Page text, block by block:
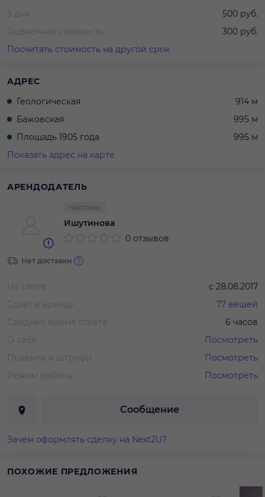
3 дня
500 руб.
Оценочная стоимость
300 руб.
Посчитать стоимость на другой срок
АДРЕС
Геологическая
914 м
Бажовская
995 м
Площадь 1905 года
995 м
Показать адрес на карте
АРЕНДОДАТЕЛЬ
Ишутинова
0 отзывов
Нет доставки
На сайте с 28.08.2017
Сдает в аренду
77 вещей
Среднее время ответа
6 часов
О себе
Посмотреть
Правила и штрафы
Посмотреть
Режим работы
Посмотреть
Сообщение
Зачем оформлять сделку на Next2U?
ПОХОЖИЕ ПРЕДЛОЖЕНИЯ